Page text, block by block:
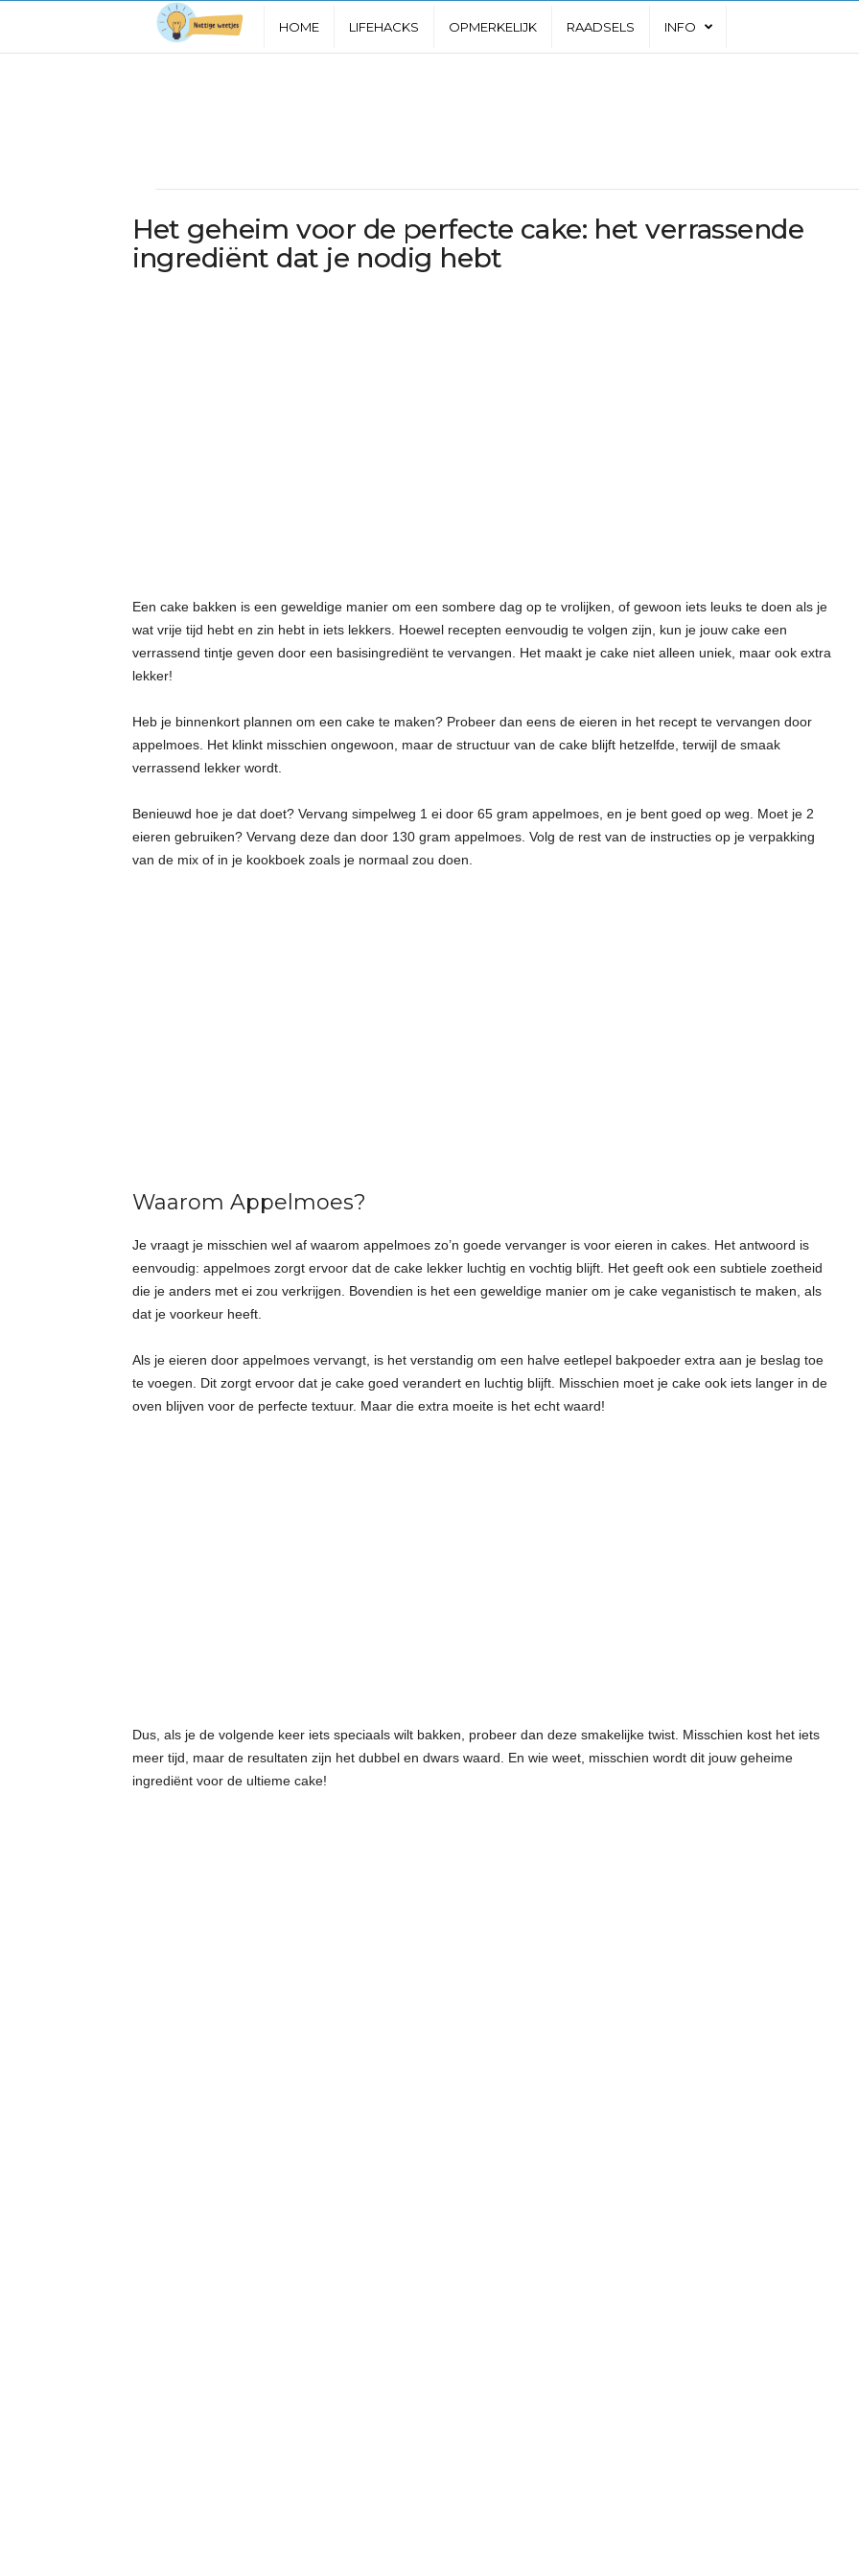
i
g
HOME LIFEHACKS OPMERKELIJK RAADSELS INFO
Het geheim voor de perfecte cake: het verrassende
ingrediënt dat je nodig hebt
Een cake bakken is een geweldige manier om een sombere dag op te vrolijken, of gewoon iets leuks te doen als je
wat vrije tijd hebt en zin hebt in iets lekkers. Hoewel recepten eenvoudig te volgen zijn, kun je jouw cake een
verrassend tintje geven door een basisingrediënt te vervangen. Het maakt je cake niet alleen uniek, maar ook extra
lekker!
Heb je binnenkort plannen om een cake te maken? Probeer dan eens de eieren in het recept te vervangen door
appelmoes. Het klinkt misschien ongewoon, maar de structuur van de cake blijft hetzelfde, terwijl de smaak
verrassend lekker wordt.
Benieuwd hoe je dat doet? Vervang simpelweg 1 ei door 65 gram appelmoes, en je bent goed op weg. Moet je 2
eieren gebruiken? Vervang deze dan door 130 gram appelmoes. Volg de rest van de instructies op je verpakking
van de mix of in je kookboek zoals je normaal zou doen.
Waarom Appelmoes?
Je vraagt je misschien wel af waarom appelmoes zo’n goede vervanger is voor eieren in cakes. Het antwoord is
eenvoudig: appelmoes zorgt ervoor dat de cake lekker luchtig en vochtig blijft. Het geeft ook een subtiele zoetheid
die je anders met ei zou verkrijgen. Bovendien is het een geweldige manier om je cake veganistisch te maken, als
dat je voorkeur heeft.
Als je eieren door appelmoes vervangt, is het verstandig om een halve eetlepel bakpoeder extra aan je beslag toe
te voegen. Dit zorgt ervoor dat je cake goed verandert en luchtig blijft. Misschien moet je cake ook iets langer in de
oven blijven voor de perfecte textuur. Maar die extra moeite is het echt waard!
Dus, als je de volgende keer iets speciaals wilt bakken, probeer dan deze smakelijke twist. Misschien kost het iets
meer tijd, maar de resultaten zijn het dubbel en dwars waard. En wie weet, misschien wordt dit jouw geheime
ingrediënt voor de ultieme cake!